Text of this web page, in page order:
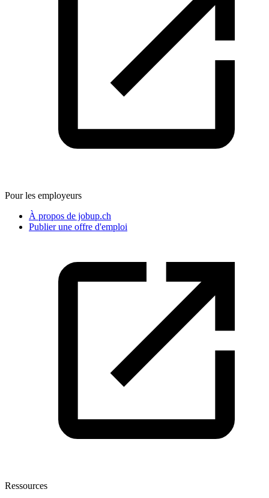
Pour les employeurs
À propos de jobup.ch
Publier une offre d'emploi
Ressources